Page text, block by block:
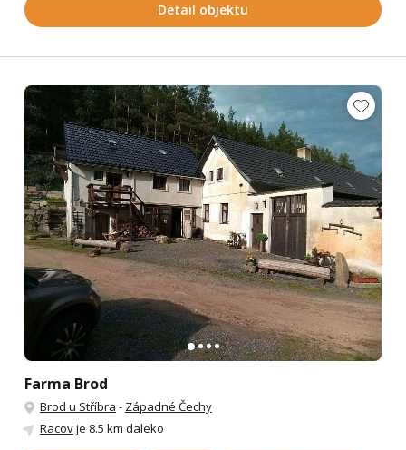
Detail objektu
Farma Brod
Brod u Stříbra - Západné Čechy
Racovje 8.5 km daleko